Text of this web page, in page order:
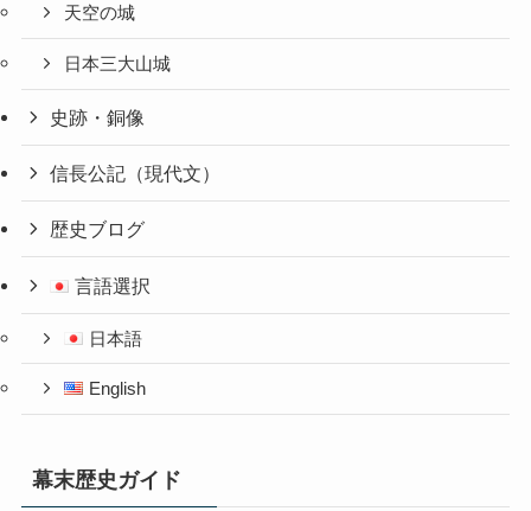
天空の城
日本三大山城
史跡・銅像
信長公記（現代文）
歴史ブログ
言語選択
日本語
English
幕末歴史ガイド